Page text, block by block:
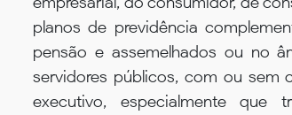
planos de previdência
pensão e assemelhados ou no
servidores públicos, com ou sem
executivo, especialmente que